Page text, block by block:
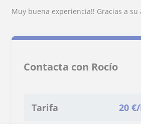
Muy buena experiencia!! Gracias a
Contacta con Rocío
Tarifa 20